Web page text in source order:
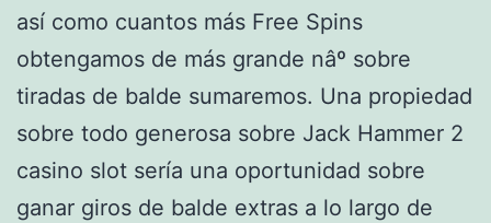
así­ como cuantos más Free Spins
obtengamos de más grande nâº sobre
tiradas de balde sumaremos. Una propiedad
sobre todo generosa sobre Jack Hammer 2
casino slot serí­a una oportunidad sobre
ganar giros de balde extras a lo largo de